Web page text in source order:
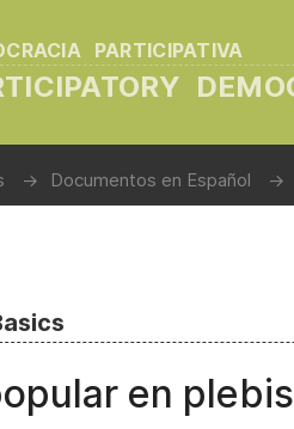
PARTICIPATIVA
Documentos en Español
en